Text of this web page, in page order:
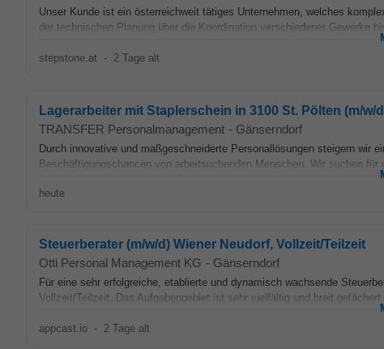
Unser Kunde ist ein österreichweit tätiges Unternehmen, welches
der technischen Planung über die Koordination verschiedener Gewerke
stepstone.at - 2 Tage alt
Lagerarbeiter mit Staplerschein in 3100 St. Pölten (m/w/
TRANSFER Personalmanagement - Gänserndorf
Durch innovative und maßgeschneiderte Personallösungen steigern wir
Beschäftigungschancen von arbeitsuchenden Menschen. Wir suchen für
heute
Steuerberater (m/w/d) Wiener Neudorf, Vollzeit/Teilzeit
Otti Personal Management KG - Gänserndorf
Für eine sehr erfolgreiche, etablierte und dynamisch wachsende
Vollzeit/Teilzeit. Das Aufgabengebiet ist sehr vielfältig und breit gefächert
appcast.io - 2 Tage alt